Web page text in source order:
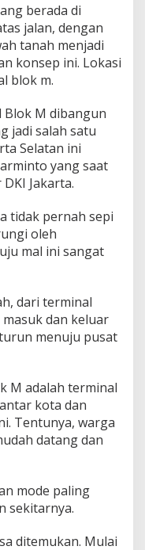
berada di
jalan, dengan
tanah menjadi
konsep ini. Lokasi
blok m.
M dibangun
jadi salah satu
Selatan ini
yang saat
Jakarta.
tidak pernah sepi
oleh
mal ini sangat
dari terminal
dan keluar
menuju pusat
M adalah terminal
kota dan
Tentunya, warga
datang dan
mode paling
sekitarnya.
ditemukan. Mulai